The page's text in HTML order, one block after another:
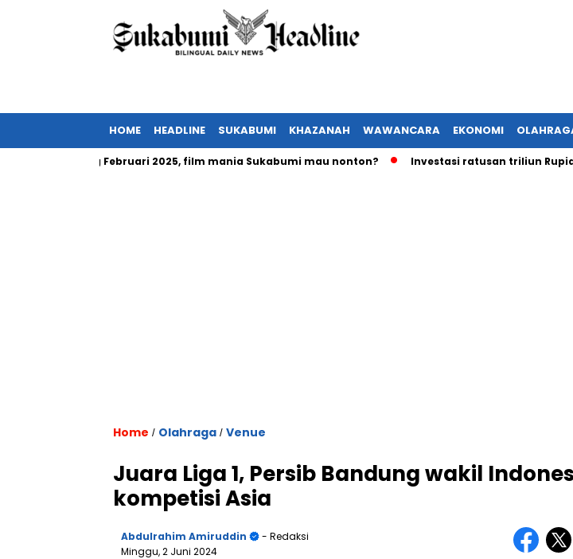
HOME HEADLINE SUKABUMI KHAZANAH WAWANCARA EKONOMI
tayang Februari 2025, film mania Sukabumi mau nonton? Investasi ratusan triliun Rupiah
Home / Olahraga / Venue
Juara Liga 1, Persib Bandung wakil
kompetisi Asia
Abdulrahim Amiruddin
- Redaksi
Minggu, 2 Juni 2024